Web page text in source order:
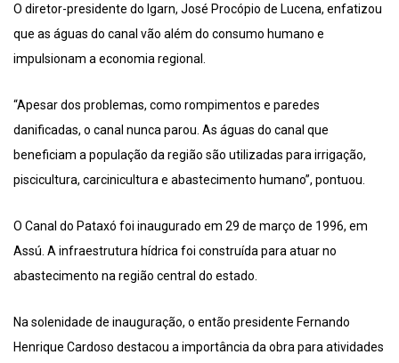
O diretor-presidente do Igarn, José Procópio de Lucena, enfatizou
que as águas do canal vão além do consumo humano e
impulsionam a economia regional.
“Apesar dos problemas, como rompimentos e paredes
danificadas, o canal nunca parou. As águas do canal que
beneficiam a população da região são utilizadas para irrigação,
piscicultura, carcinicultura e abastecimento humano”, pontuou.
O Canal do Pataxó foi inaugurado em 29 de março de 1996, em
Assú. A infraestrutura hídrica foi construída para atuar no
abastecimento na região central do estado.
Na solenidade de inauguração, o então presidente Fernando
Henrique Cardoso destacou a importância da obra para atividades